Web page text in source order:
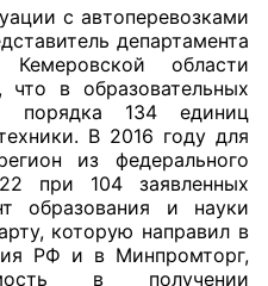
с автоперевозками
департамента
области
в образовательных
порядка 134 единиц
В 2016 году для
из федерального
при 104 заявленных
образования и науки
которую направил в
РФ и в Минпромторг,
в получении